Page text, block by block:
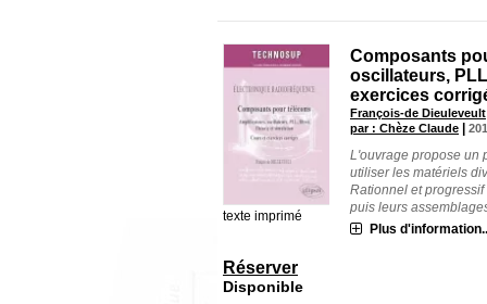
texte imprimé
Composants
oscillateurs,
exercices
François-de Dieuleveult
par : Chèze Claude |
L'ouvrage propose un
utiliser les matériels
Rationnel et
puis leurs
Plus
Réserver
Disponible